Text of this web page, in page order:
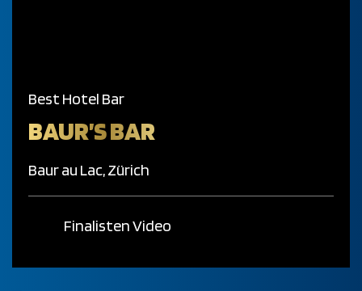
Best Hotel Bar
BAUR’S BAR
Baur au Lac, Zürich
Finalisten Video